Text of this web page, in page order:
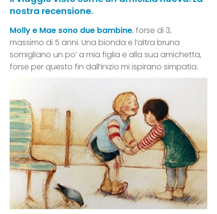
nostra recensione.
Molly e Mae sono due bambine, forse di 3,
massimo di 5 anni. Una bionda e l’altra bruna
somigliano un po’ a mia figlia e alla sua amichetta,
forse per questo fin dall’inizio mi ispirano simpatia.